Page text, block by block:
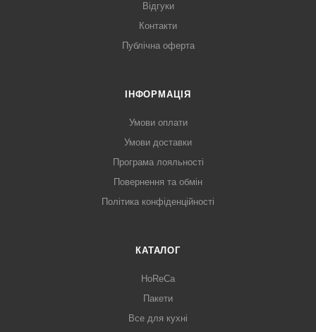
Відгуки
Контакти
Публічна оферта
ІНФОРМАЦІЯ
Умови оплати
Умови доставки
Програма лояльності
Повернення та обмін
Політика конфіденційності
КАТАЛОГ
HoReCa
Пакети
Все для кухні